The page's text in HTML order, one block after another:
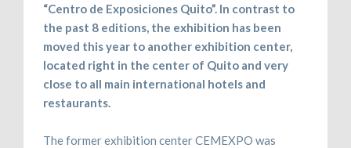
“Centro de Exposiciones Quito”. In contrast to
the past 8 editions, the exhibition has been
moved this year to another exhibition center,
located right in the center of Quito and very
close to all main international hotels and
restaurants.
The former exhibition center CEMEXPO was